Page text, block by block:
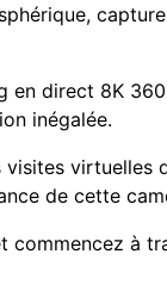
en direct 8K
inégalée.
virtuelles
de cette
commencez à